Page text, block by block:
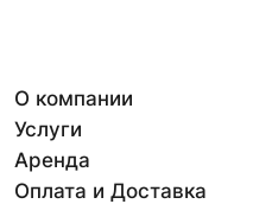
О компании
Услуги
Аренда
Оплата и Доставка